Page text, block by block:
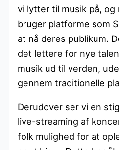
vi lytter til musik på, og
bruger platforme som
at nå deres publikum.
det lettere for nye
musik ud til verden,
gennem traditionelle
Derudover ser vi en
live-streaming af
folk mulighed for at